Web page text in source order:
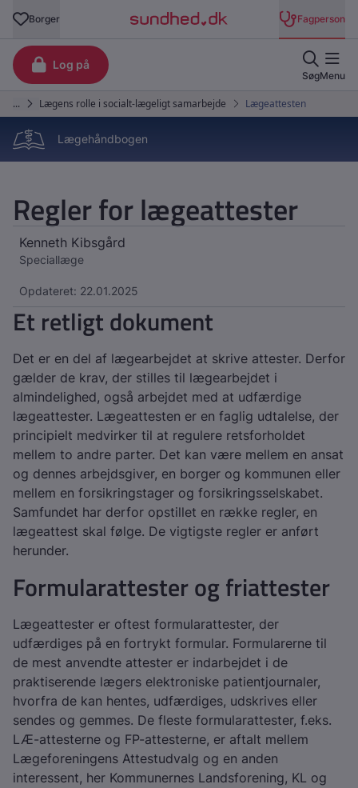
Lægehåndbogen
Regler for lægeattester
Kenneth Kibsgård
Speciallæge
Opdateret: 22.01.2025
Et retligt dokument
Det er en del af lægearbejdet at skrive attester. Derfor
gælder de krav, der stilles til lægearbejdet i
almindelighed, også arbejdet med at udfærdige
lægeattester. Lægeattesten er en faglig udtalelse, der
principielt medvirker til at regulere retsforholdet
mellem to andre parter. Det kan være mellem en ansat
og dennes arbejdsgiver, en borger og kommunen eller
mellem en forsikringstager og forsikringsselskabet.
Samfundet har derfor opstillet en række regler, en
lægeattest skal følge. De vigtigste regler er anført
herunder.
Formularattester og friattester
Lægeattester er oftest formularattester, der
udfærdiges på en fortrykt formular. Formularerne til
de mest anvendte attester er indarbejdet i de
praktiserende lægers elektroniske patientjournaler,
hvorfra de kan hentes, udfærdiges, udskrives eller
sendes og gemmes. De fleste formularattester, f.eks.
LÆ-attesterne og FP-attesterne, er aftalt mellem
Lægeforeningens Attestudvalg og en anden
interessent, her Kommunernes Landsforening, KL og